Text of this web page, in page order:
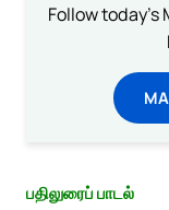
Follow today's
பதிலுரைப் பாடல்